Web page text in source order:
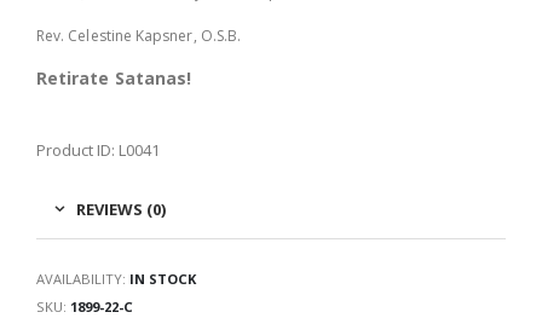
Rev. Celestine Kapsner, O.S.B.
Retirate Satanas!
Product ID: L0041
REVIEWS (0)
AVAILABILITY: IN STOCK
SKU: 1899-22-C